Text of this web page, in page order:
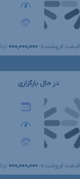
قیمت فروشنده: ۰۰۰,۰۰۰,۰۰۰
در حال بارگزاری
قیمت فروشنده: ۰۰۰,۰۰۰,۰۰۰